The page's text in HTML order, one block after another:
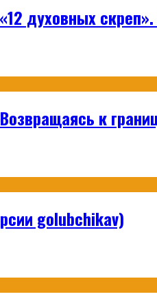
духовных
к
golubchikav)